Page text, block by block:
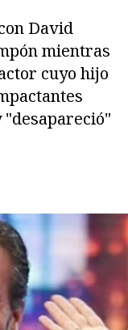
David
mientras
cuyo hijo
"desapareció"